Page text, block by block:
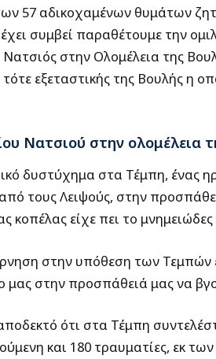
57 αδικοχαμένων θυμάτων
συμβεί παραθέτουμε την
στην Ολομέλεια της
εξεταστικής της Βουλής η
Νατσιού στηνολομέλεια
δυστύχημα στα Τέμπη, ένας
τους Λειψούς, στην
κοπέλας είχε πει το μνημειώδες
στην υπόθεση των Τεμπών
μας στην προσπάθειά μας να
ότι στα Τέμπη
και 180 τραυματίες, εκ